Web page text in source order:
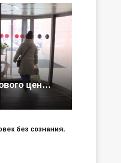
цен…
без сознания.